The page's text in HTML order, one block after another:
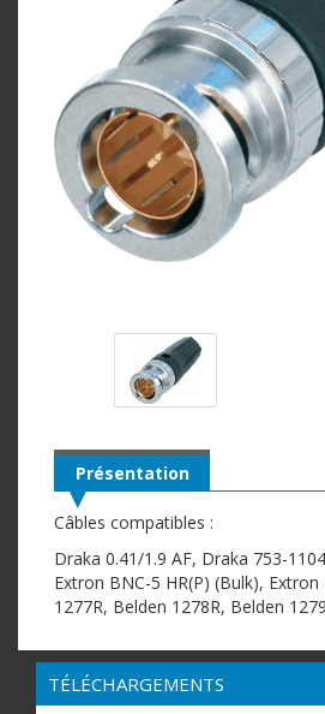
Présentation
Câbles compatibles :
Draka 0.41/1.9 AF, Draka 753-
Extron BNC-5 HR(P) (Bulk), Extron
1277R, Belden 1278R, Belden
TÉLÉCHARGEMENTS